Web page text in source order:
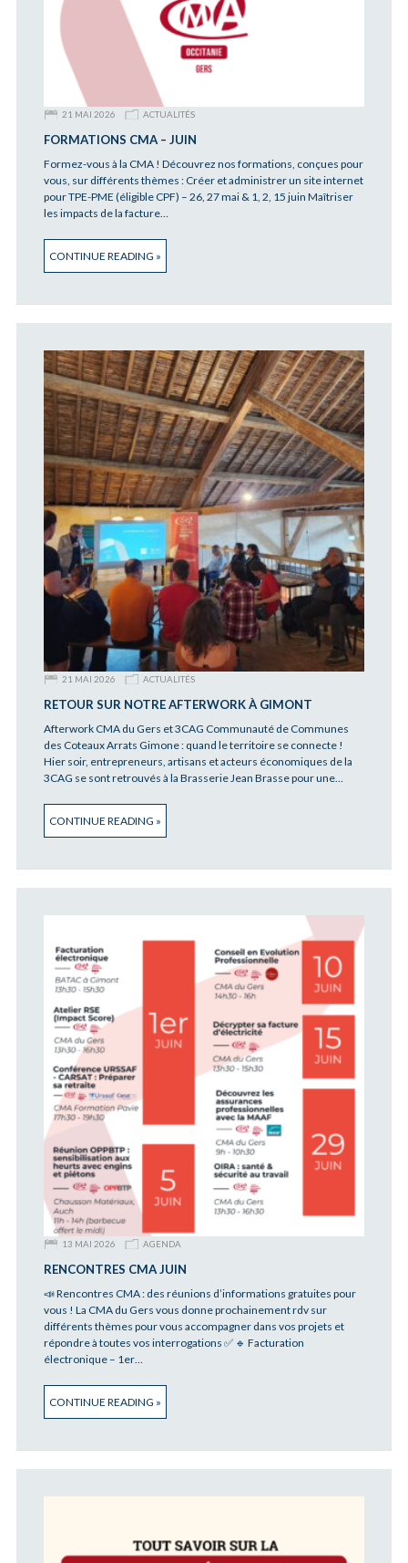
21 MAI 2026 ACTUALITÉS
FORMATIONS CMA – JUIN
Formez-vous à la CMA ! Découvrez nos formations, conçues pour
vous, sur différents thèmes : Créer et administrer un site internet
pour TPE-PME (éligible CPF) – 26, 27 mai & 1, 2, 15 juin Maîtriser
les impacts de la facture…
CONTINUE READING »
21 MAI 2026 ACTUALITÉS
RETOUR SUR NOTRE AFTERWORK À GIMONT
Afterwork CMA du Gers et 3CAG Communauté de Communes
des Coteaux Arrats Gimone : quand le territoire se connecte !
Hier soir, entrepreneurs, artisans et acteurs économiques de la
3CAG se sont retrouvés à la Brasserie Jean Brasse pour une…
CONTINUE READING »
13 MAI 2026 AGENDA
RENCONTRES CMA JUIN
📣 Rencontres CMA : des réunions d’informations gratuites pour
vous ! La CMA du Gers vous donne prochainement rdv sur
différents thèmes pour vous accompagner dans vos projets et
répondre à toutes vos interrogations ✅ 🔹 Facturation
électronique – 1er…
CONTINUE READING »